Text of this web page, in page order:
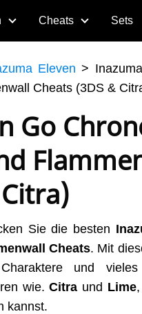
Cheats Sets
Eleven >
Cheats (3DS &
Go
Sie die besten
Cheats. Mit
und
wie.Citra und Lime
kannst.